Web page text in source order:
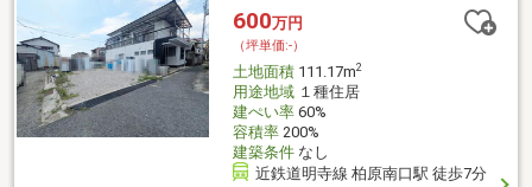
藤井寺西小学校 徒歩1分・藤井寺市立藤井寺中学校 徒歩10
分・業務スーパー藤井寺駅前店 徒歩6分・藤井寺一番街商店街
徒歩4分
600万円
（坪単価:-）
土地面積111.17m2
用途地域１種住居
建ぺい率60%
容積率200%
建築条件なし
近鉄道明寺線 柏原南口駅 徒歩7分